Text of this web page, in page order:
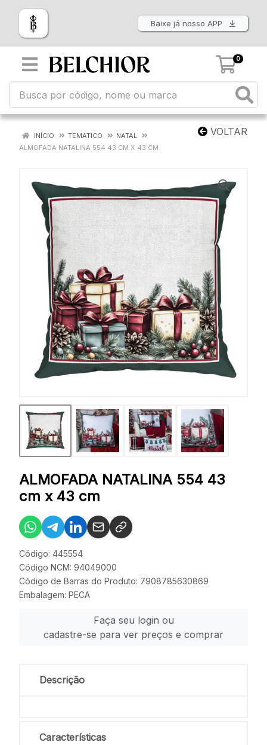
Baixe já nosso APP
0
VOLTAR
INÍCIO TEMATICO
NATAL
ALMOFADA NATALINA 554 43 CM X 43 CM
ALMOFADA NATALINA 554 43
cm x 43 cm
Código: 445554
Código NCM: 94049000
Código de Barras do Produto: 7908785630869
Embalagem: PECA
Faça seu login ou
cadastre-se para ver preços e comprar
Descrição
Características